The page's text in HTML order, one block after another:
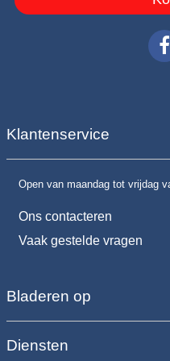
Klantenservice
Open van maandag tot vrijdag
Ons contacteren
Vaak gestelde vragen
Bladeren op
Diensten